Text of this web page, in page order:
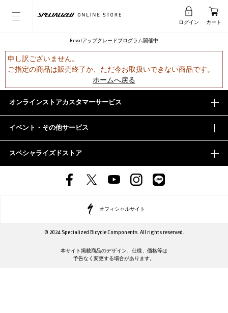
ログイン カート
Rovalアップグレードプログラム開催中
申し訳ございません。
ご指定の商品は販売終了か、ただ今お取扱いできない商品です。
ホームへ戻る
オンラインストアカスタマーサービス
イベント・その他サービス
スペシャライズドストア
オフィシャルサイト
© 2024 Specialized Bicycle Components. All rights reserved.
本サイト掲載商品のデザイン、仕様、価格等は
予告なく変更する場合があります。